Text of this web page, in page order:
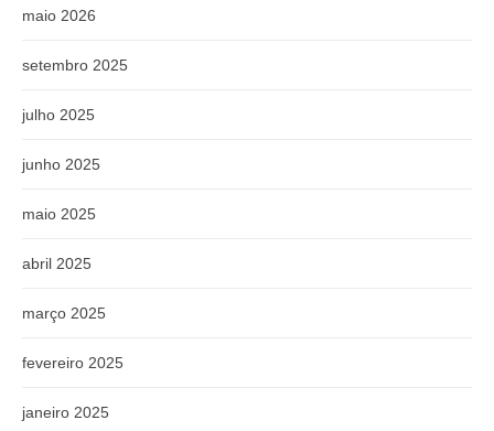
maio 2026
setembro 2025
julho 2025
junho 2025
maio 2025
abril 2025
março 2025
fevereiro 2025
janeiro 2025